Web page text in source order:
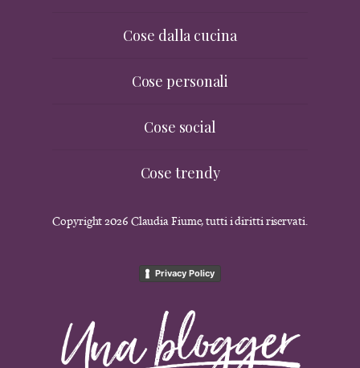
Cose dalla cucina
Cose personali
Cose social
Cose trendy
Copyright 2026 Claudia Fiume, tutti i diritti riservati.
Privacy Policy